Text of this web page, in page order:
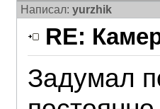
Написал: yurzhik
RE:
Задумал